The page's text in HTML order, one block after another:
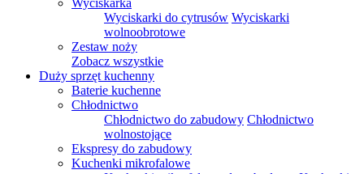
Wyciskarka
Wyciskarki do cytrusów Wyciskarki
wolnoobrotowe
Zestaw noży
Zobacz wszystkie
Duży sprzęt kuchenny
Baterie kuchenne
Chłodnictwo
Chłodnictwo do zabudowy Chłodnictwo
wolnostojące
Ekspresy do zabudowy
Kuchenki mikrofalowe